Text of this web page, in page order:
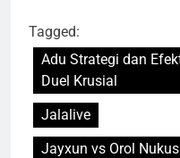
Tagged:
Adu Strategi dan
Duel Krusial
Jalalive
Jayxun vs Orol